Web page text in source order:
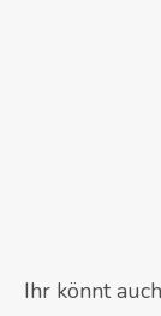
Ihr könnt